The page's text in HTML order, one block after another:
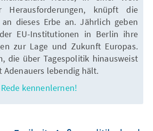
Herausforderungen, knüpft die
an dieses Erbe an. Jährlich geben
EU-Institutionen in Berlin ihre
zur Lage und Zukunft Europas.
die über Tagespolitik hinausweist
Adenauers lebendig hält.
kennenlernen!